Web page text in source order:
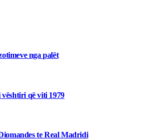
nga palët
që viti 1979
te Real Madridi